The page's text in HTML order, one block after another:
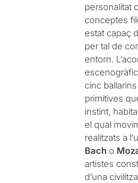
personalitat
conceptes
estat capaç
per tal de
entorn.
cinc
primitives
instint,
el qual
realitzats a
Bach o
artistes
d’una